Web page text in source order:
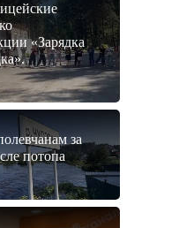
«Зарядка
за
потопа